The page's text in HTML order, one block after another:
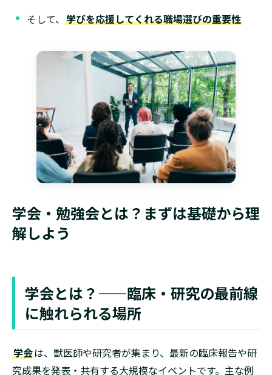
そして、 学びを応援してくれる職場選びの重要性
学会・勉強会とは？まずは基礎から理
解しよう
学会とは？——臨床・研究の最前線
に触れられる場所
学会は、獣医師や研究者が集まり、最新の臨床報告や研
究成果を発表・共有する大規模なイベントです。主な例